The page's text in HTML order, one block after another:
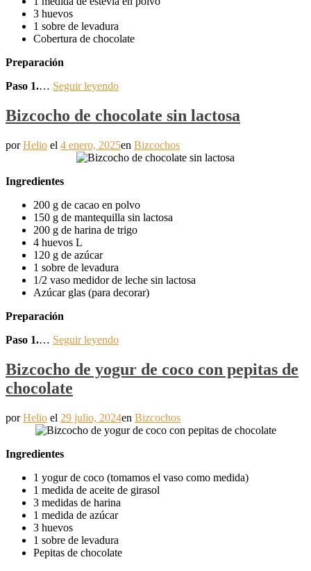
3 huevos
1 sobre de levadura
Cobertura de chocolate
Preparación
Paso 1.… Seguir leyendo
Bizcocho de chocolate sin lactosa
porHelio el 4 enero, 2025en Bizcochos
Ingredientes
200 g de cacao en polvo
150 g de mantequilla sin lactosa
200 g de harina de trigo
4 huevos L
120 g de azúcar
1 sobre de levadura
1/2 vaso medidor de leche sin lactosa
Azúcar glas (para decorar)
Preparación
Paso 1.… Seguir leyendo
Bizcocho de yogur de coco con pepitas de
chocolate
porHelio el 29 julio, 2024en Bizcochos
Ingredientes
1 yogur de coco (tomamos el vaso como medida)
1 medida de aceite de girasol
3 medidas de harina
1 medida de azúcar
3 huevos
1 sobre de levadura
Pepitas de chocolate